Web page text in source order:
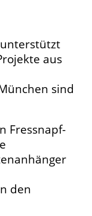
aus
sind
Fressnapf-
den